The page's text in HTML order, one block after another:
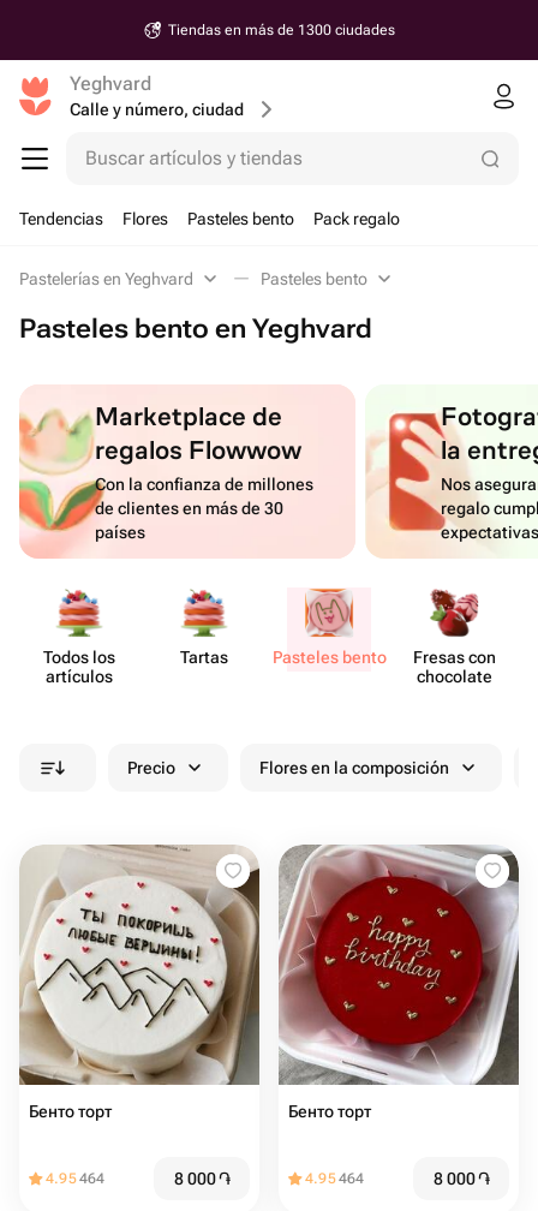
Tiendas en más de 1300 ciudades
Yeghvard
Calle y número, ciudad
Buscar artículos y tiendas
Tendencias Flores Pasteles bento Pack regalo
Pastelerías en Yeghvard Pasteles bento
Pasteles bento en Yeghvard
Marketplace de
regalos Flowwow
Con la confianza de millones
de clientes en más de 30
países
la
Nos
regalo
Todos los
artículos
Tartas Pasteles bento
Fresas con
chocolate
Precio Flores en la composición
Бенто торт
4.95464 8 000֏
Бенто торт
4.95464 8 000֏